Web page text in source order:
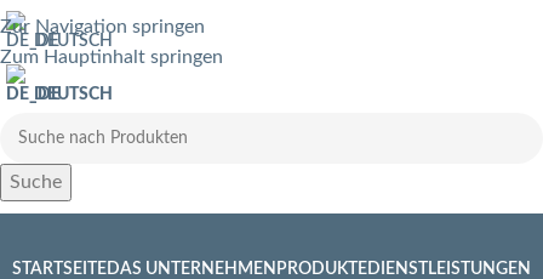
Zur Navigation springen
Zum Hauptinhalt springen
DEUTSCH
DEUTSCH
Suche
STARTSEITE DAS UNTERNEHMEN PRODUKTE DIENSTLEISTUNGEN